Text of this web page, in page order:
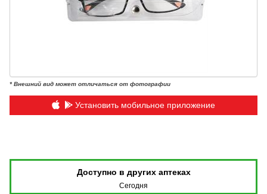
* Внешний вид может отличаться от фотографии
Установить мобильное приложение
Доступно в других аптеках
Сегодня